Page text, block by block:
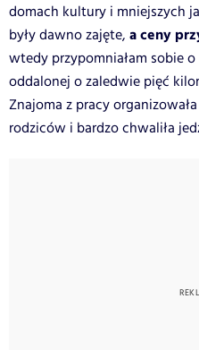
domach kultury i mniejszych
były dawno zajęte, a ceny
wtedy przypomniałam sobie
oddalonej o zaledwie pięć
Znajoma z pracy
rodziców i bardzo chwaliła